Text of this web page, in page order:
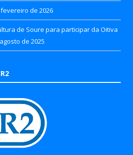
de 2026
de Soure para participar da Oitiva
de 2025